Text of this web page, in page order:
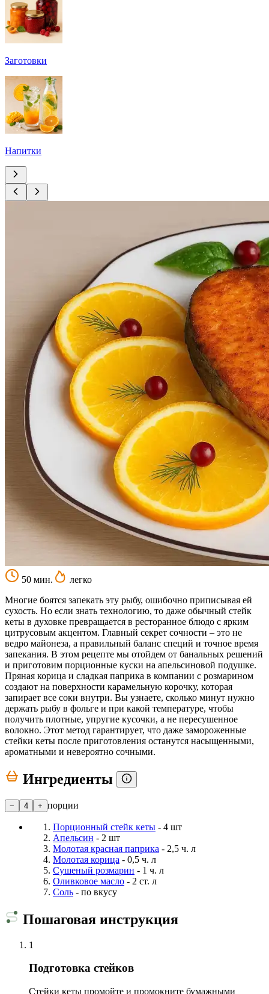
Заготовки
Напитки
50 мин.
легко
Многие боятся запекать эту рыбу, ошибочно приписывая ей
сухость. Но если знать технологию, то даже обычный стейк
кеты в духовке превращается в ресторанное блюдо с ярким
цитрусовым акцентом. Главный секрет сочности – это не
ведро майонеза, а правильный баланс специй и точное время
запекания. В этом рецепте мы отойдем от банальных решений
и приготовим порционные куски на апельсиновой подушке.
Пряная корица и сладкая паприка в компании с розмарином
создают на поверхности карамельную корочку, которая
запирает все соки внутри. Вы узнаете, сколько минут нужно
держать рыбу в фольге и при какой температуре, чтобы
получить плотные, упругие кусочки, а не пересушенное
волокно. Этот метод гарантирует, что даже замороженные
стейки кеты после приготовления останутся насыщенными,
ароматными и невероятно сочными.
Ингредиенты
− 4 + порции
Порционный стейк кеты - 4 шт
Апельсин - 2 шт
Молотая красная паприка - 2,5 ч. л
Молотая корица - 0,5 ч. л
Сушеный розмарин - 1 ч. л
Оливковое масло - 2 ст. л
Соль - по вкусу
Пошаговая инструкция
1
Подготовка стейков
Стейки кеты промойте и промокните бумажными